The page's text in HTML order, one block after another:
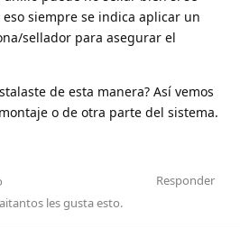
siempre se indica aplicar un
sellador para asegurar el
de esta manera? Así vemos
o de otra parte del sistema.
Responder
les gusta esto.